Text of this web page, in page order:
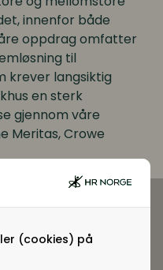
(cookies) på
innenfor både
oppdrag omfatter
til
krever langsiktig
en sterk
gjennom våre
Meritas, Crowe